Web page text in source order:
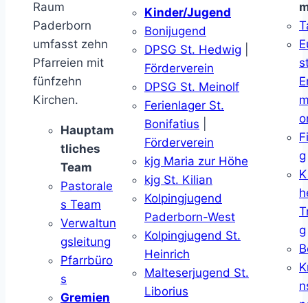
Raum
Paderborn
umfasst zehn
Pfarreien mit
fünfzehn
Kirchen.
Hauptam
tliches
Team
Pastorale
s Team
Verwaltun
gsleitung
Pfarrbüro
s
Gremien
Kinder/Jugend
Bonijugend
DPSG St. Hedwig
Förderverein
DPSG St. Meinolf
Ferienlager St.
Bonifatius
Förderverein
kjg Maria zur Höhe
kjg St. Kilian
Kolpingjugend
Paderborn-West
Kolpingjugend St.
Heinrich
Malteserjugend St.
Liborius
g
g